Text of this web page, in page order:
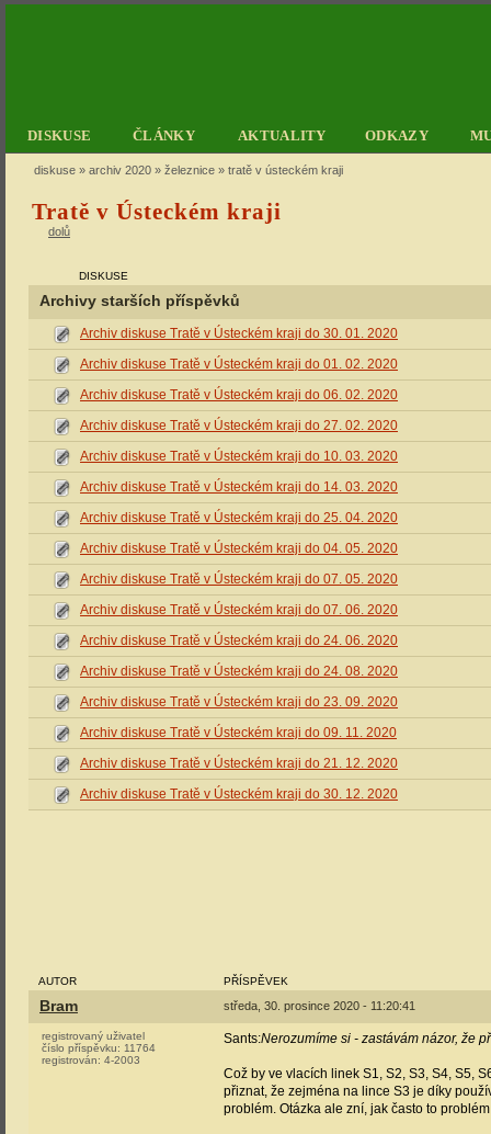
DISKUSE ČLÁNKY AKTUALITY ODKAZY
diskuse » archiv 2020 » železnice » tratě v ústeckém kraji
Tratě v Ústeckém kraji
dolů
DISKUSE
Archivy starších příspěvků
Archiv diskuse Tratě v Ústeckém kraji do 30. 01. 2020
Archiv diskuse Tratě v Ústeckém kraji do 01. 02. 2020
Archiv diskuse Tratě v Ústeckém kraji do 06. 02. 2020
Archiv diskuse Tratě v Ústeckém kraji do 27. 02. 2020
Archiv diskuse Tratě v Ústeckém kraji do 10. 03. 2020
Archiv diskuse Tratě v Ústeckém kraji do 14. 03. 2020
Archiv diskuse Tratě v Ústeckém kraji do 25. 04. 2020
Archiv diskuse Tratě v Ústeckém kraji do 04. 05. 2020
Archiv diskuse Tratě v Ústeckém kraji do 07. 05. 2020
Archiv diskuse Tratě v Ústeckém kraji do 07. 06. 2020
Archiv diskuse Tratě v Ústeckém kraji do 24. 06. 2020
Archiv diskuse Tratě v Ústeckém kraji do 24. 08. 2020
Archiv diskuse Tratě v Ústeckém kraji do 23. 09. 2020
Archiv diskuse Tratě v Ústeckém kraji do 09. 11. 2020
Archiv diskuse Tratě v Ústeckém kraji do 21. 12. 2020
Archiv diskuse Tratě v Ústeckém kraji do 30. 12. 2020
AUTOR PŘÍSPĚVEK
Bram středa, 30. prosince 2020 - 11:20:41
registrovaný uživatel
číslo příspěvku: 11764
registrován: 4-2003
Sants:Nerozumíme si - zastávám názor, že
Což by ve vlacích linek S1, S2, S3, S4, S5,
přiznat, že zejména na lince S3 je díky
problém. Otázka ale zní, jak často to